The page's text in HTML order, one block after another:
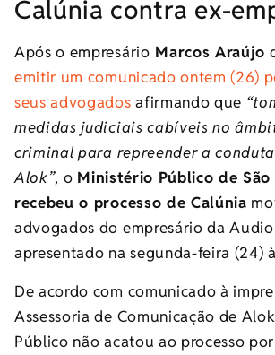
Calúnia contra ex-
Após o empresário Marcos Araújo
emitir um comunicado ontem (26)
seus advogados afirmando que
medidas judiciais cabíveis no
criminal para repreender a
Alok”, o Ministério Público de São
recebeu o processo de Calúnia
advogados do empresário da
apresentado na segunda-feira (24)
De acordo com comunicado à
Assessoria de Comunicação de
Público não acatou ao processo por